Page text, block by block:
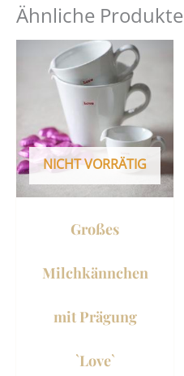
Ähnliche Produkte
NICHT VORRÄTIG
Großes
Milchkännchen
mit Prägung
`Love`